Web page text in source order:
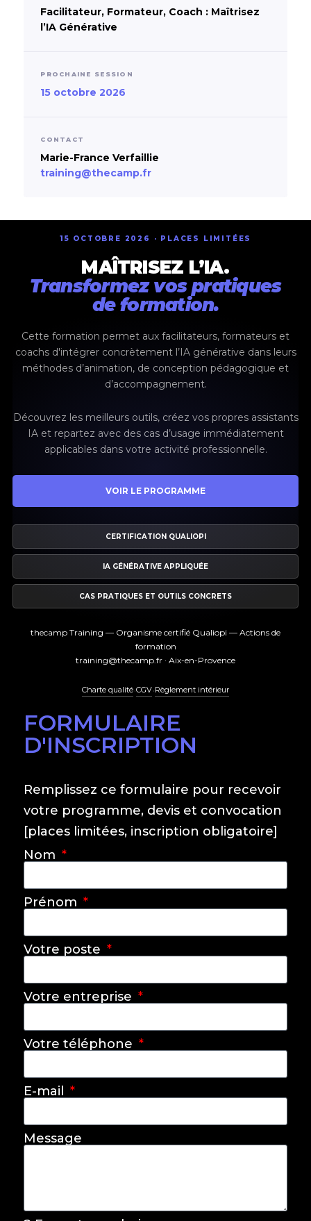
Facilitateur, Formateur, Coach : Maîtrisez
l’IA Générative
PROCHAINE SESSION
15 octobre 2026
CONTACT
Marie-France Verfaillie
training@thecamp.fr
15 OCTOBRE 2026 · PLACES LIMITÉES
MAÎTRISEZ L’IA.
Transformez vos pratiques
de formation.
Cette formation permet aux facilitateurs, formateurs et
coachs d'intégrer concrètement l’IA générative dans leurs
méthodes d’animation, de conception pédagogique et
d’accompagnement.
Découvrez les meilleurs outils, créez vos propres assistants
IA et repartez avec des cas d’usage immédiatement
applicables dans votre activité professionnelle.
VOIR LE PROGRAMME
CERTIFICATION QUALIOPI
IA GÉNÉRATIVE APPLIQUÉE
CAS PRATIQUES ET OUTILS CONCRETS
thecamp Training — Organisme certifié Qualiopi — Actions de
formation
training@thecamp.fr · Aix-en-Provence
Charte qualité·CGV·Règlement intérieur
FORMULAIRE
D'INSCRIPTION
Remplissez ce formulaire pour recevoir
votre programme, devis et convocation
[places limitées, inscription obligatoire]
Nom
Prénom
Votre poste
Votre entreprise
Votre téléphone
E-mail
Message